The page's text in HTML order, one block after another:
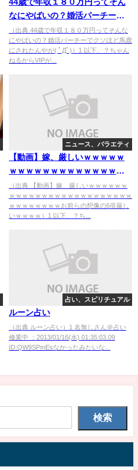
44歳で年収１８０万円ってそん
なにやばいの？婚活パーチーで
クソほど馬鹿にされたんやが( ﾟ
Дﾟ)
（出典 44歳で年収１８０万円ってそんな
にやばいの？婚活パーチーでクソほど馬鹿
にされたんやが( ﾟДﾟ)）1 以下、？ちゃん
ねるからVIPが...
ニュース、バラエティ
【動画】嫁、厳しいｗｗｗｗｗ
ｗｗｗｗｗｗｗｗｗｗｗｗｗｗ
ｗｗｗｗｗｗｗｗｗｗｗｗｗｗ
お前らの想像の6倍厳しいｗｗｗ
ｗ
（出典 【動画】嫁、厳しいｗｗｗｗｗｗ
ｗｗｗｗｗｗｗｗｗｗｗｗｗｗｗｗｗｗｗ
ｗｗｗｗｗｗｗｗお前らの想像の6倍厳し
いｗｗｗｗ）1 以下、？ち...
占い、スピリチュアル
ルーン占い
（出典 ルーン占い）1 名無しさん＠占い
修業中 ：2013/01/16(水) 01:35:03.09
ID:QW9SPmEsなかったみたいな...
検索